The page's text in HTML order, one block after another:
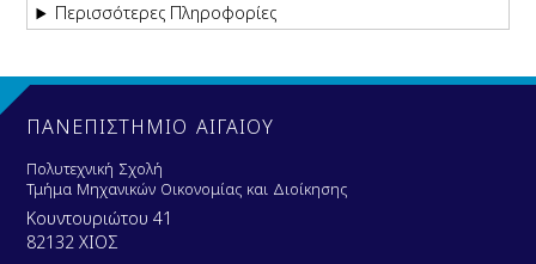
Περισσότερες Πληροφορίες
ΠΑΝΕΠΙΣΤΗΜΙΟ ΑΙΓΑΙΟΥ
Πολυτεχνική Σχολή
Τμήμα Μηχανικών Οικονομίας και Διοίκησης
Κουντουριώτου 41
82132 ΧΙΟΣ